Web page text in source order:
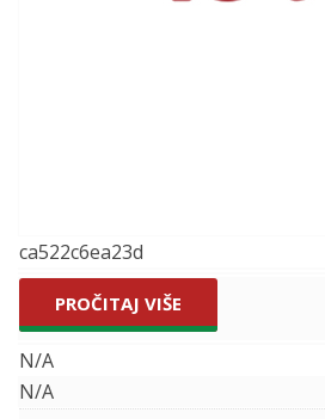
ca522c6ea23d
PROČITAJ VIŠE
N/A
N/A